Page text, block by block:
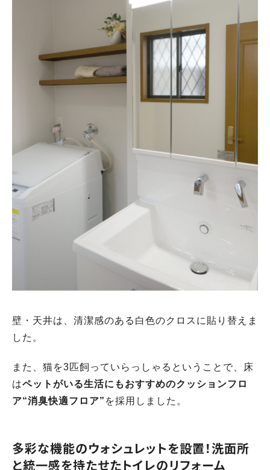
壁・天井は、清潔感のある白色のクロスに貼り替えま
した。
また、猫を3匹飼っていらっしゃるということで、床
はペットがいる生活にもおすすめのクッションフロ
ア“消臭快適フロア” を採用しました。
多彩な機能のウォシュレットを設置！洗面所
と統一感を持たせたトイレのリフォーム